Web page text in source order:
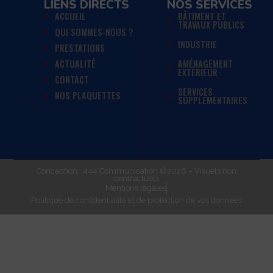
LIENS DIRECTS
ACCUEIL
QUI SOMMES-NOUS ?
PRESTATIONS
ACTUALITÉ
CONTACT
NOS PLAQUETTES
NOS SERVICES
BÂTIMENT ET
TRAVAUX PUBLICS
INDUSTRIE
AMÉNAGEMENT
EXTÉRIEUR
SERVICES
SUPPLÉMENTAIRES
Conception : 444 Communication ©2026 – Visuels non
contractuels
Mentions légales
Politique de confidentialité et de protection de vos données